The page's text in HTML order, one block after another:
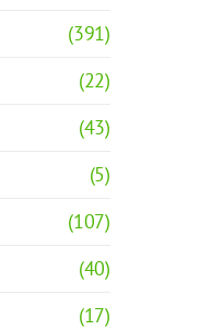
(391)
(22)
(43)
(5)
(107)
(40)
(17)